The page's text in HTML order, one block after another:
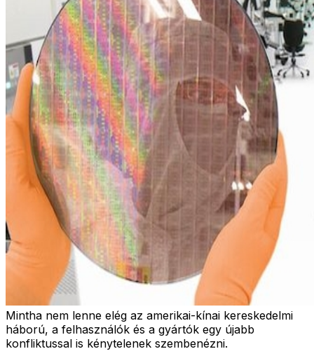
Mintha nem lenne elég az amerikai-kínai kereskedelmi
háború, a felhasználók és a gyártók egy újabb
konfliktussal is kénytelenek szembenézni.